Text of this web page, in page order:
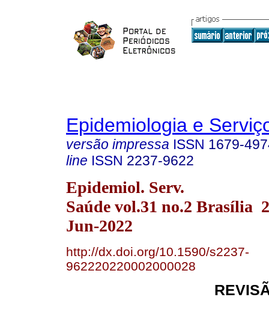
Epidemiologia e
versão impressa ISSN 1679-
line ISSN 2237-9622
Epidemiol. Serv.
Saúde vol.31 no.2 Brasília
Jun-2022
http://dx.doi.org/10.1590/s2237-
962220220002000028